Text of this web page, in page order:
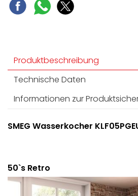
Produktbeschreibung
Technische Daten
Informationen zur
SMEG Wasserkocher
50`s Retro